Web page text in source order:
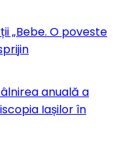
„Bebe. O poveste
anuală a
Iașilor în